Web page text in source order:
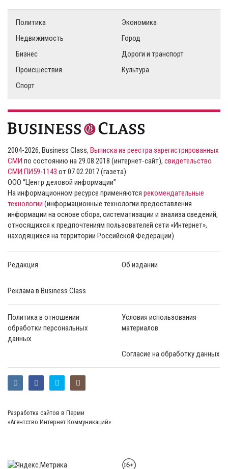
Политика
Экономика
Недвижимость
Город
Бизнес
Дороги и транспорт
Происшествия
Культура
Спорт
2004-2026, Business Class, Выписка из реестра зарегистрированных
СМИ по состоянию на 29.08.2018 (интернет-сайт), свидетельство
СМИ ПИ59-1143 от 07.02.2017 (газета)
ООО “Центр деловой информации”
На информационном ресурсе применяются рекомендательные
технологии (информационные технологии предоставления
информации на основе сбора, систематизации и анализа сведений,
относящихся к предпочтениям пользователей сети «Интернет»,
находящихся на территории Российской Федерации).
Редакция Об издании
Реклама в Business Class
Политика в отношении
обработки персональных
данных
Условия использования
материалов
Согласие на обработку данных
Разработка сайтов в Перми
«Агентство Интернет Коммуникаций»